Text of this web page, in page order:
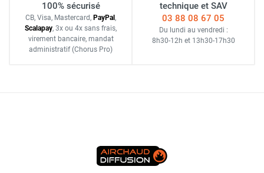
100% sécurisé
CB, Visa, Mastercard, PayPal ,
Scalapay, 3x ou 4x sans frais,
virement bancaire, mandat
administratif (Chorus Pro)
technique et SAV
03 88 08 67 05
Du lundi au vendredi :
8h30-12h et 13h30-17h30